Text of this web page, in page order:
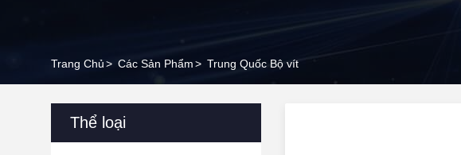
Trang Chủ> Các Sản Phẩm> Trung Quốc Bộ vít
Thể loại